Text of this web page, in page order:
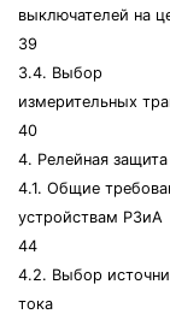
выключателей на
39
3.4. Выбор
измерительных
40
4. Релейная
4.1. Общие
устройствам РЗиА
44
4.2. Выбор
тока